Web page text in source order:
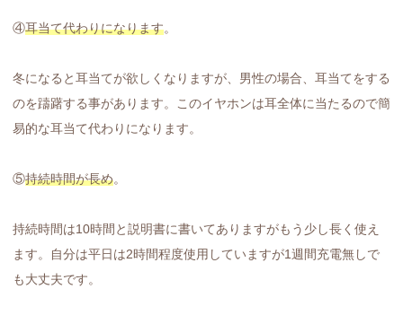
④耳当て代わりになります。
冬になると耳当てが欲しくなりますが、男性の場合、耳当てをする
のを躊躇する事があります。このイヤホンは耳全体に当たるので簡
易的な耳当て代わりになります。
⑤持続時間が長め。
持続時間は10時間と説明書に書いてありますがもう少し長く使え
ます。自分は平日は2時間程度使用していますが1週間充電無しで
も大丈夫です。